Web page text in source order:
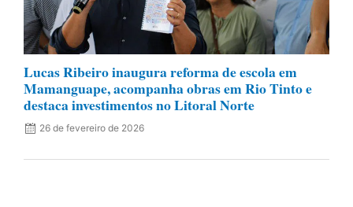
Lucas Ribeiro inaugura reforma de escola em
Mamanguape, acompanha obras em Rio Tinto e
destaca investimentos no Litoral Norte
26 de fevereiro de 2026